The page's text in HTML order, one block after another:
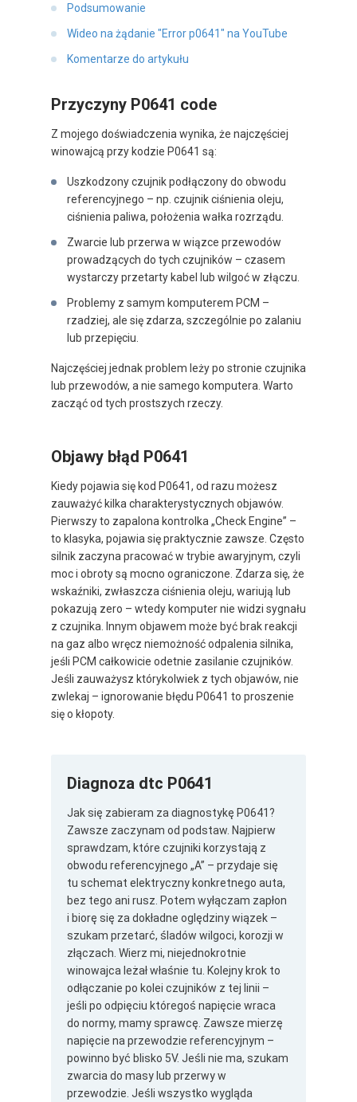
Podsumowanie
Wideo na żądanie "Error p0641" na YouTube
Komentarze do artykułu
Przyczyny P0641 code
Z mojego doświadczenia wynika, że najczęściej
winowajcą przy kodzie P0641 są:
Uszkodzony czujnik podłączony do obwodu
referencyjnego – np. czujnik ciśnienia oleju,
ciśnienia paliwa, położenia wałka rozrządu.
Zwarcie lub przerwa w wiązce przewodów
prowadzących do tych czujników – czasem
wystarczy przetarty kabel lub wilgoć w złączu.
Problemy z samym komputerem PCM –
rzadziej, ale się zdarza, szczególnie po zalaniu
lub przepięciu.
Najczęściej jednak problem leży po stronie czujnika
lub przewodów, a nie samego komputera. Warto
zacząć od tych prostszych rzeczy.
Objawy błąd P0641
Kiedy pojawia się kod P0641, od razu możesz
zauważyć kilka charakterystycznych objawów.
Pierwszy to zapalona kontrolka „Check Engine” –
to klasyka, pojawia się praktycznie zawsze. Często
silnik zaczyna pracować w trybie awaryjnym, czyli
moc i obroty są mocno ograniczone. Zdarza się, że
wskaźniki, zwłaszcza ciśnienia oleju, wariują lub
pokazują zero – wtedy komputer nie widzi sygnału
z czujnika. Innym objawem może być brak reakcji
na gaz albo wręcz niemożność odpalenia silnika,
jeśli PCM całkowicie odetnie zasilanie czujników.
Jeśli zauważysz którykolwiek z tych objawów, nie
zwlekaj – ignorowanie błędu P0641 to proszenie
się o kłopoty.
Diagnoza dtc P0641
Jak się zabieram za diagnostykę P0641?
Zawsze zaczynam od podstaw. Najpierw
sprawdzam, które czujniki korzystają z
obwodu referencyjnego „A” – przydaje się
tu schemat elektryczny konkretnego auta,
bez tego ani rusz. Potem wyłączam zapłon
i biorę się za dokładne oględziny wiązek –
szukam przetarć, śladów wilgoci, korozji w
złączach. Wierz mi, niejednokrotnie
winowajca leżał właśnie tu. Kolejny krok to
odłączanie po kolei czujników z tej linii –
jeśli po odpięciu któregoś napięcie wraca
do normy, mamy sprawcę. Zawsze mierzę
napięcie na przewodzie referencyjnym –
powinno być blisko 5V. Jeśli nie ma, szukam
zwarcia do masy lub przerwy w
przewodzie. Jeśli wszystko wygląda